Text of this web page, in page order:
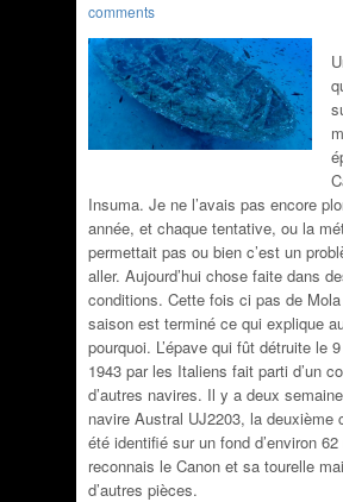
comments
Insuma. Je ne l’avais pas encore
année, et chaque tentative, ou la
permettait pas ou bien c’est un
aller. Aujourd’hui chose faite dans
conditions. Cette fois ci pas de
saison est terminé ce qui explique
pourquoi. L’épave qui fût détruite le
1943 par les Italiens fait parti d’un
d’autres navires. Il y a deux
navire Austral UJ2203, la deuxième
été identifié sur un fond d’environ
reconnais le Canon et sa tourelle
d’autres pièces.